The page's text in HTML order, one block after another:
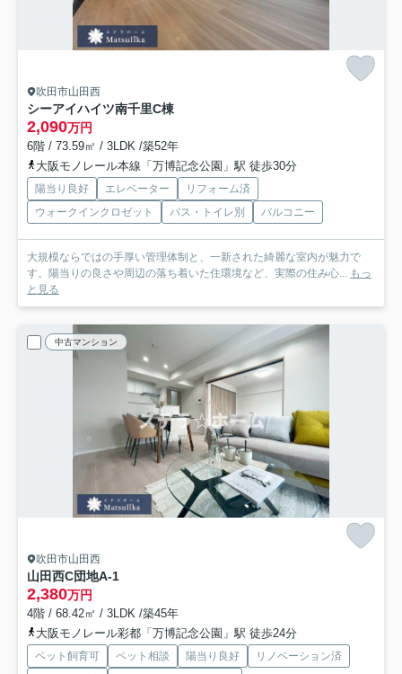
吹田市山田西
シーアイハイツ南千里C棟
2,090万円
6階 / 73.59㎡ / 3LDK /築52年
大阪モノレール本線「万博記念公園」駅 徒歩30分
陽当り良好 エレベーター
リフォーム済
ウォークインクロゼット
バス・トイレ別 バルコニー
大規模ならではの手厚い管理体制と、一新された綺麗な室内が魅力で
す。陽当りの良さや周辺の落ち着いた住環境など、実際の住み心... もっ
と見る
中古マンション
吹田市山田西
山田西C団地A-1
2,380万円
4階 / 68.42㎡ / 3LDK /築45年
大阪モノレール彩都「万博記念公園」駅 徒歩24分
ペット飼育可 ペット相談 陽当り良好
リノベーション済